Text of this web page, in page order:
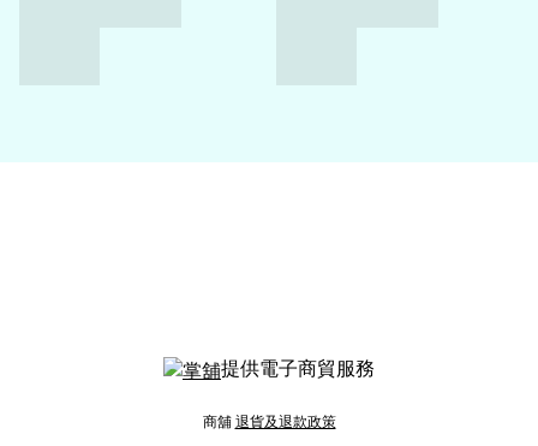
提供電子商貿服務
商舖 退貨及退款政策